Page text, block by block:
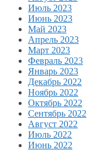
Июль 2023
Июнь 2023
Май 2023
Апрель 2023
Март 2023
Февраль 2023
Январь 2023
Декабрь 2022
Ноябрь 2022
Октябрь 2022
Сентябрь 2022
Август 2022
Июль 2022
Июнь 2022